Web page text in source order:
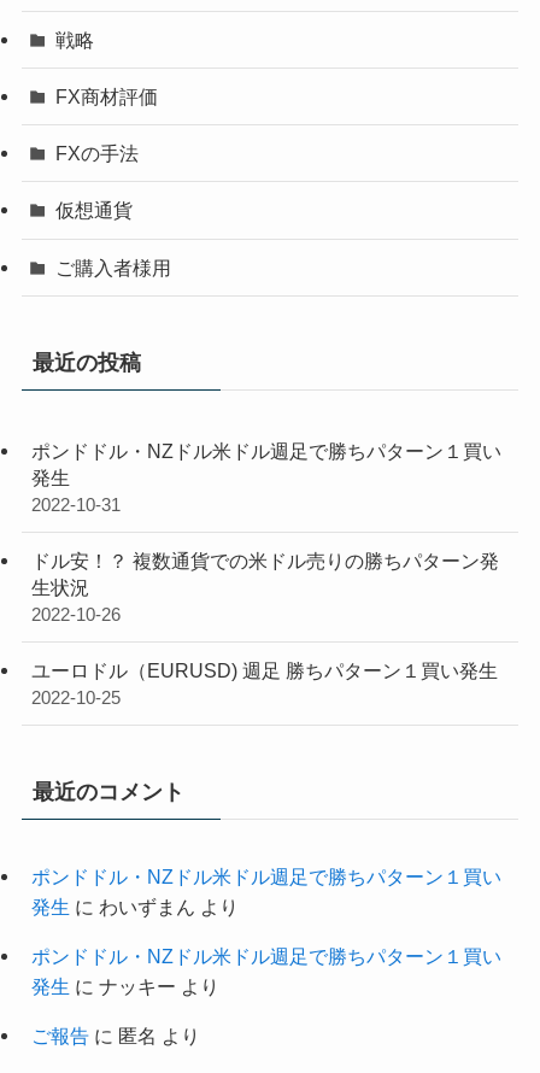
戦略
FX商材評価
FXの手法
仮想通貨
ご購入者様用
最近の投稿
ポンドドル・NZドル米ドル週足で勝ちパターン１買い
発生
2022-10-31
ドル安！？ 複数通貨での米ドル売りの勝ちパターン発
生状況
2022-10-26
ユーロドル（EURUSD) 週足 勝ちパターン１買い発生
2022-10-25
最近のコメント
ポンドドル・NZドル米ドル週足で勝ちパターン１買い
発生 に わいずまん より
ポンドドル・NZドル米ドル週足で勝ちパターン１買い
発生 に ナッキー より
ご報告に 匿名 より